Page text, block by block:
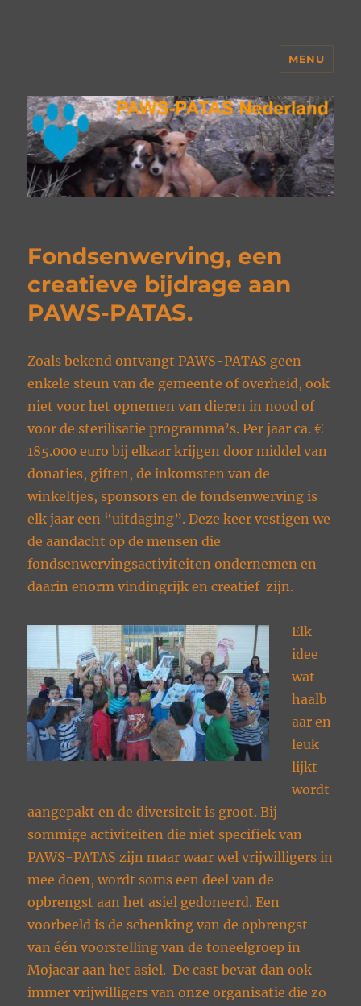
MENU
Fondsenwerving, een
creatieve bijdrage aan
PAWS-PATAS.
Zoals bekend ontvangt PAWS-PATAS geen
enkele steun van de gemeente of overheid, ook
niet voor het opnemen van dieren in nood of
voor de sterilisatie programma’s. Per jaar ca. €
185.000 euro bij elkaar krijgen door middel van
donaties, giften, de inkomsten van de
winkeltjes, sponsors en de fondsenwerving is
elk jaar een “uitdaging”. Deze keer vestigen we
de aandacht op de mensen die
fondsenwervingsactiviteiten ondernemen en
daarin enorm vindingrijk en creatief zijn.
Elk
idee
wat
haalb
aar en
leuk
lijkt
wordt
aangepakt en de diversiteit is groot. Bij
sommige activiteiten die niet specifiek van
PAWS-PATAS zijn maar waar wel vrijwilligers in
mee doen, wordt soms een deel van de
opbrengst aan het asiel gedoneerd. Een
voorbeeld is de schenking van de opbrengst
van één voorstelling van de toneelgroep in
Mojacar aan het asiel. De cast bevat dan ook
immer vrijwilligers van onze organisatie die zo